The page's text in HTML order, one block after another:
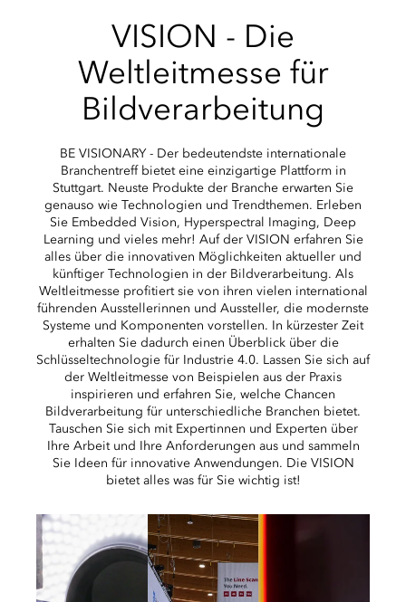
VISION - Die
Weltleitmesse für
Bildverarbeitung
BE VISIONARY - Der bedeutendste internationale
Branchentreff bietet eine einzigartige Plattform in
Stuttgart. Neuste Produkte der Branche erwarten Sie
genauso wie Technologien und Trendthemen. Erleben
Sie Embedded Vision, Hyperspectral Imaging, Deep
Learning und vieles mehr! Auf der VISION erfahren Sie
alles über die innovativen Möglichkeiten aktueller und
künftiger Technologien in der Bildverarbeitung. Als
Weltleitmesse profitiert sie von ihren vielen international
führenden Ausstellerinnen und Aussteller, die modernste
Systeme und Komponenten vorstellen. In kürzester Zeit
erhalten Sie dadurch einen Überblick über die
Schlüsseltechnologie für Industrie 4.0. Lassen Sie sich auf
der Weltleitmesse von Beispielen aus der Praxis
inspirieren und erfahren Sie, welche Chancen
Bildverarbeitung für unterschiedliche Branchen bietet.
Tauschen Sie sich mit Expertinnen und Experten über
Ihre Arbeit und Ihre Anforderungen aus und sammeln
Sie Ideen für innovative Anwendungen. Die VISION
bietet alles was für Sie wichtig ist!